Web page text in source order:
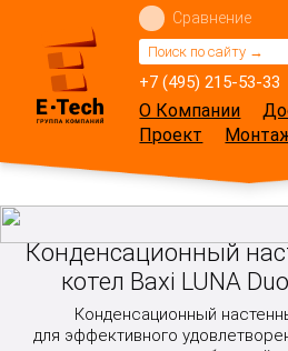
+7 (495) 215-53-33
Сравнение
О Компании
Проект
Конденсационный
котел Baxi LUNA
Конденсационный
для эффективного